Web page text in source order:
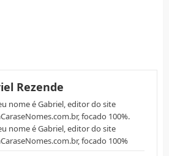
Rezende
nome é Gabriel, editor do site
focado 100%.
nome é Gabriel, editor do site
focado 100%